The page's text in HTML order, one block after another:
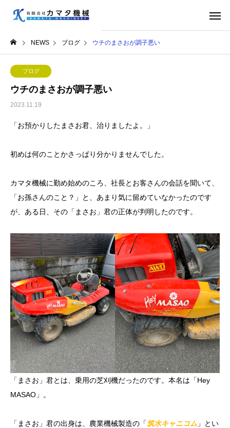
NEWS ブログ ウチのまさおが調子悪い
ブログ
ウチのまさおが調子悪い
2023.11.19
「お預かりしたまさお君、治りましたよ。」
初めは何のことかさっぱり分かりませんでした。
カマタ機械に勤め始めのころ、社長とお客さんの会話を聞いて、
「お孫さんのこと？」と、あまり気に留めていなかったのです
が、ある日、その「まさお」君の正体が判明したのです。
「まさお」君とは、乗用の芝刈機だったのです。本名は「Hey
MASAO」。
「まさお」君の出身は、農業機械製造の「筑水キャニコム 」とい